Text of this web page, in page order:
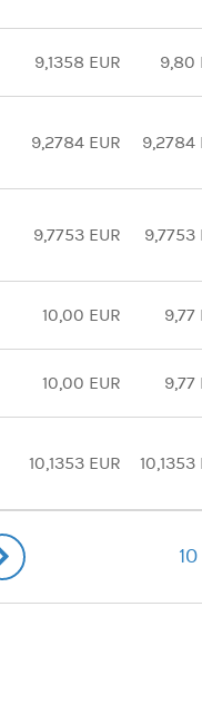
9,1358 EUR 9,80
9,2784 EUR 9,2784
9,7753 EUR 9,7753
10,00 EUR 9,77
10,00 EUR 9,77
10,1353 EUR 10,1353
10